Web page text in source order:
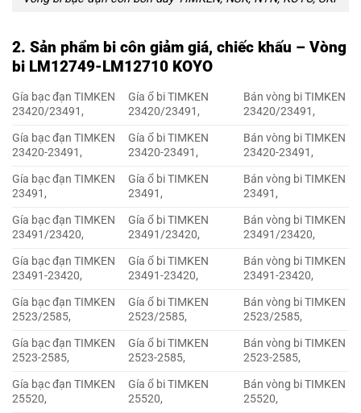
2. Sản phẩm bi côn giảm giá, chiếc khấu – Vòng
bi LM12749-LM12710 KOYO
Gía bạc đạn TIMKEN
23420/23491,
Gía ổ bi TIMKEN
23420/23491,
Bán vòng bi TIMKEN
23420/23491,
Gía bạc đạn TIMKEN
23420-23491,
Gía ổ bi TIMKEN
23420-23491,
Bán vòng bi TIMKEN
23420-23491,
Gía bạc đạn TIMKEN
23491,
Gía ổ bi TIMKEN
23491,
Bán vòng bi TIMKEN
23491,
Gía bạc đạn TIMKEN
23491/23420,
Gía ổ bi TIMKEN
23491/23420,
Bán vòng bi TIMKEN
23491/23420,
Gía bạc đạn TIMKEN
23491-23420,
Gía ổ bi TIMKEN
23491-23420,
Bán vòng bi TIMKEN
23491-23420,
Gía bạc đạn TIMKEN
2523/2585,
Gía ổ bi TIMKEN
2523/2585,
Bán vòng bi TIMKEN
2523/2585,
Gía bạc đạn TIMKEN
2523-2585,
Gía ổ bi TIMKEN
2523-2585,
Bán vòng bi TIMKEN
2523-2585,
Gía bạc đạn TIMKEN
25520,
Gía ổ bi TIMKEN
25520,
Bán vòng bi TIMKEN
25520,